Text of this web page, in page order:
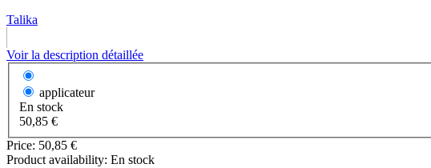
Talika
Voir la description détaillée
applicateur
En stock
50,85 €
Price: 50,85 €
Product availability: En stock